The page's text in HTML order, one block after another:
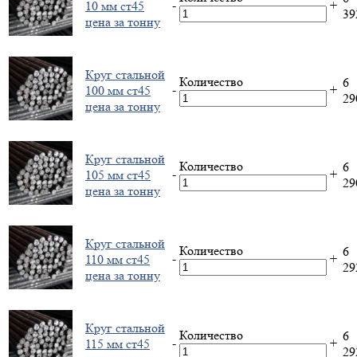
10 мм ст45
цена за тонну
- +
Круг стальной
100 мм ст45
цена за тонну
-
Количество
+ 6
Круг стальной
105 мм ст45
цена за тонну
-
Количество
+ 6
Круг стальной
110 мм ст45
цена за тонну
-
Количество
+ 6
Круг стальной
115 мм ст45
-
Количество
+ 6